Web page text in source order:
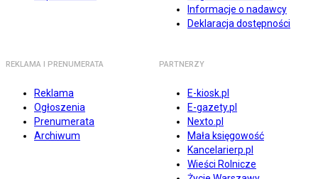
Informacje o nadawcy
Deklaracja dostępności
REKLAMA I PRENUMERATA
Reklama
Ogłoszenia
Prenumerata
Archiwum
PARTNERZY
E-kiosk.pl
E-gazety.pl
Nexto.pl
Mała księgowość
Kancelarierp.pl
Wieści Rolnicze